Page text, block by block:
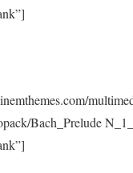
Bach_Prelude